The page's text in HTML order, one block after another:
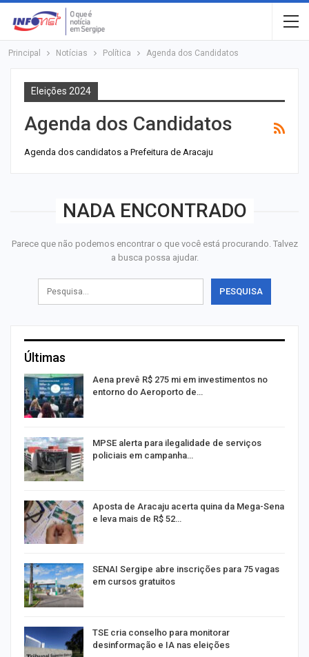
Principal Notícias Política Agenda dos Candidatos
Eleições 2024
Agenda dos Candidatos
Agenda dos candidatos a Prefeitura de Aracaju
NADA ENCONTRADO
Parece que não podemos encontrar o que você está procurando. Talvez
a busca possa ajudar.
Últimas
Aena prevê R$ 275 mi em investimentos no
entorno do Aeroporto de…
MPSE alerta para ilegalidade de serviços
policiais em campanha…
Aposta de Aracaju acerta quina da Mega-Sena
e leva mais de R$ 52…
SENAI Sergipe abre inscrições para 75 vagas
em cursos gratuitos
TSE cria conselho para monitorar
desinformação e IA nas eleições